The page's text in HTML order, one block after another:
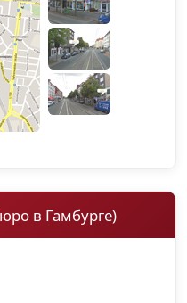
в Гамбурге)